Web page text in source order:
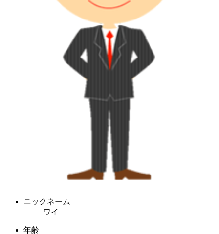
ニックネーム
ワイ
年齢